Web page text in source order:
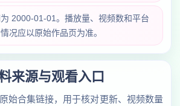
2000-01-01。播放量、视频数和平台
况应以原始作品页为准。
来源与观看入口
始合集链接，用于核对更新、视频数量